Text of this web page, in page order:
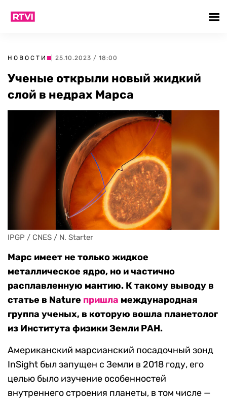
НОВОСТИ | 25.10.2023 / 18:00
Ученые открыли новый жидкий
слой в недрах Марса
IPGP / CNES / N. Starter
Марс имеет не только жидкое
металлическое ядро, но и частично
расплавленную мантию. К такому выводу в
статье в Nature пришла международная
группа ученых, в которую вошла планетолог
из Института физики Земли РАН.
Американский марсианский посадочный зонд
InSight был запущен с Земли в 2018 году, его
целью было изучение особенностей
внутреннего строения планеты, в том числе —